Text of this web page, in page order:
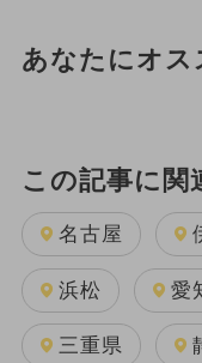
あなたにオス
この記事に関
名古屋
浜松 愛
三重県